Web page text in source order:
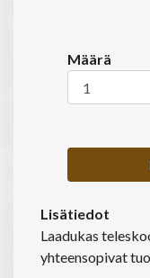
Määrä
Lisätiedot
Laadukas
yhteensopivat